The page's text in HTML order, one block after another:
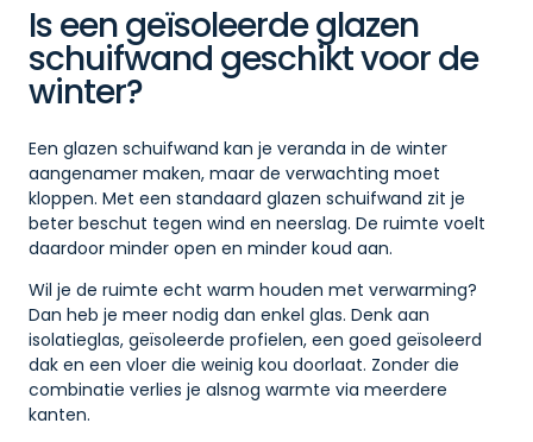
Is een geïsoleerde glazen
schuifwand geschikt voor de
winter?
Een glazen schuifwand kan je veranda in de winter
aangenamer maken, maar de verwachting moet
kloppen. Met een standaard glazen schuifwand zit je
beter beschut tegen wind en neerslag. De ruimte voelt
daardoor minder open en minder koud aan.
Wil je de ruimte echt warm houden met verwarming?
Dan heb je meer nodig dan enkel glas. Denk aan
isolatieglas, geïsoleerde profielen, een goed geïsoleerd
dak en een vloer die weinig kou doorlaat. Zonder die
combinatie verlies je alsnog warmte via meerdere
kanten.